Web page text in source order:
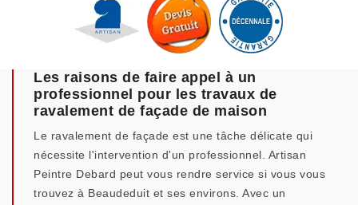
Les raisons de faire appel à un
professionnel pour les travaux de
ravalement de façade de maison
Le ravalement de façade est une tâche délicate qui
nécessite l'intervention d'un professionnel. Artisan
Peintre Debard peut vous rendre service si vous vous
trouvez à Beaudeduit et ses environs. Avec un